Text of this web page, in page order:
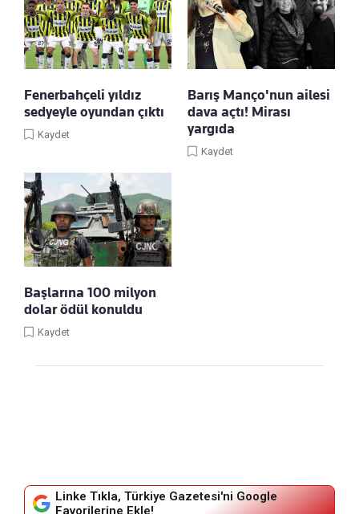
Fenerbahçeli yıldız
sedyeyle oyundan çıktı
Kaydet
Barış Manço'nun ailesi
dava açtı! Mirası
yargıda
Kaydet
Başlarına 100 milyon
dolar ödül konuldu
Kaydet
Linke Tıkla, Türkiye Gazetesi'ni Google
Favorilerine Ekle!